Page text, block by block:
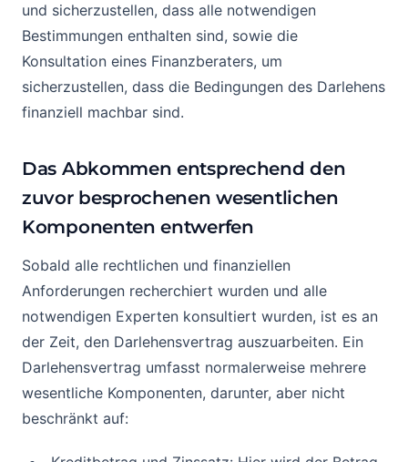
und sicherzustellen, dass alle notwendigen
Bestimmungen enthalten sind, sowie die
Konsultation eines Finanzberaters, um
sicherzustellen, dass die Bedingungen des Darlehens
finanziell machbar sind.
Das Abkommen entsprechend den
zuvor besprochenen wesentlichen
Komponenten entwerfen
Sobald alle rechtlichen und finanziellen
Anforderungen recherchiert wurden und alle
notwendigen Experten konsultiert wurden, ist es an
der Zeit, den Darlehensvertrag auszuarbeiten. Ein
Darlehensvertrag umfasst normalerweise mehrere
wesentliche Komponenten, darunter, aber nicht
beschränkt auf: